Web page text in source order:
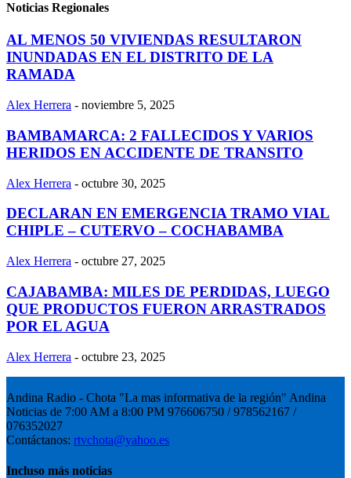
Noticias Regionales
AL MENOS 50 VIVIENDAS RESULTARON
INUNDADAS EN EL DISTRITO DE LA
RAMADA
Alex Herrera - noviembre 5, 2025
BAMBAMARCA: 2 FALLECIDOS Y VARIOS
HERIDOS EN ACCIDENTE DE TRANSITO
Alex Herrera - octubre 30, 2025
DECLARAN EN EMERGENCIA TRAMO VIAL
CHIPLE – CUTERVO – COCHABAMBA
Alex Herrera - octubre 27, 2025
CAJABAMBA: MILES DE PERDIDAS, LUEGO
QUE PRODUCTOS FUERON ARRASTRADOS
POR EL AGUA
Alex Herrera - octubre 23, 2025
Andina Radio - Chota "La mas informativa de la región" Andina
Noticias de 7:00 AM a 8:00 PM 976606750 / 978562167 /
076352027
Contáctanos: rtvchota@yahoo.es
Incluso más noticias